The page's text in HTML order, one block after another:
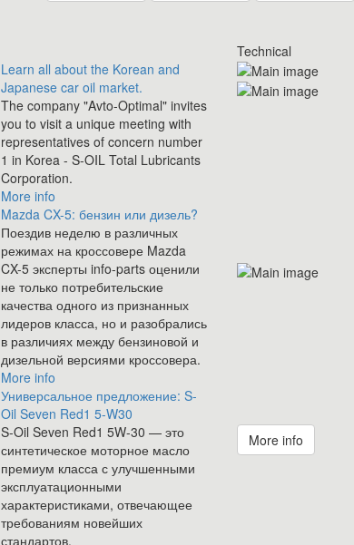
Learn all about the Korean and
Japanese car oil market.
The company "Avto-Optimal" invites
you to visit a unique meeting with
representatives of concern number
1 in Korea - S-OIL Total Lubricants
Corporation.
More info
Mazda CX-5: бензин или дизель?
Поездив неделю в различных
режимах на кроссовере Mazda
CX-5 эксперты info-parts оценили
не только потребительские
качества одного из признанных
лидеров класса, но и разобрались
в различиях между бензиновой и
дизельной версиями кроссовера.
More info
Универсальное предложение: S-
Oil Seven Red1 5-W30
S-Oil Seven Red1 5W-30 — это
синтетическое моторное масло
премиум класса с улучшенными
эксплуатационными
характеристиками, отвечающее
требованиям новейших
стандартов.
Technical
More info